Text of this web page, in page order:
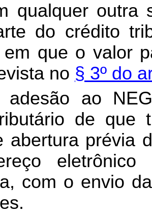
qualquer outra
do crédito
em que o valor
no § 3º do
ao
de que
abertura prévia
com o envio